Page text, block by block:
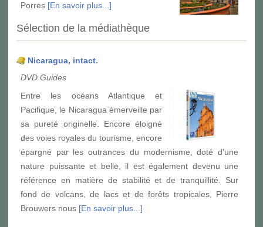
Porres [En savoir plus...]
Sélection de la médiathèque
Nicaragua, intact.
DVD Guides
Entre les océans Atlantique et
Pacifique, le Nicaragua émerveille par
sa pureté originelle. Encore éloigné
des voies royales du tourisme, encore
épargné par les outrances du modernisme, doté d'une
nature puissante et belle, il est également devenu une
référence en matière de stabilité et de tranquillité. Sur
fond de volcans, de lacs et de forêts tropicales, Pierre
Brouwers nous [En savoir plus...]